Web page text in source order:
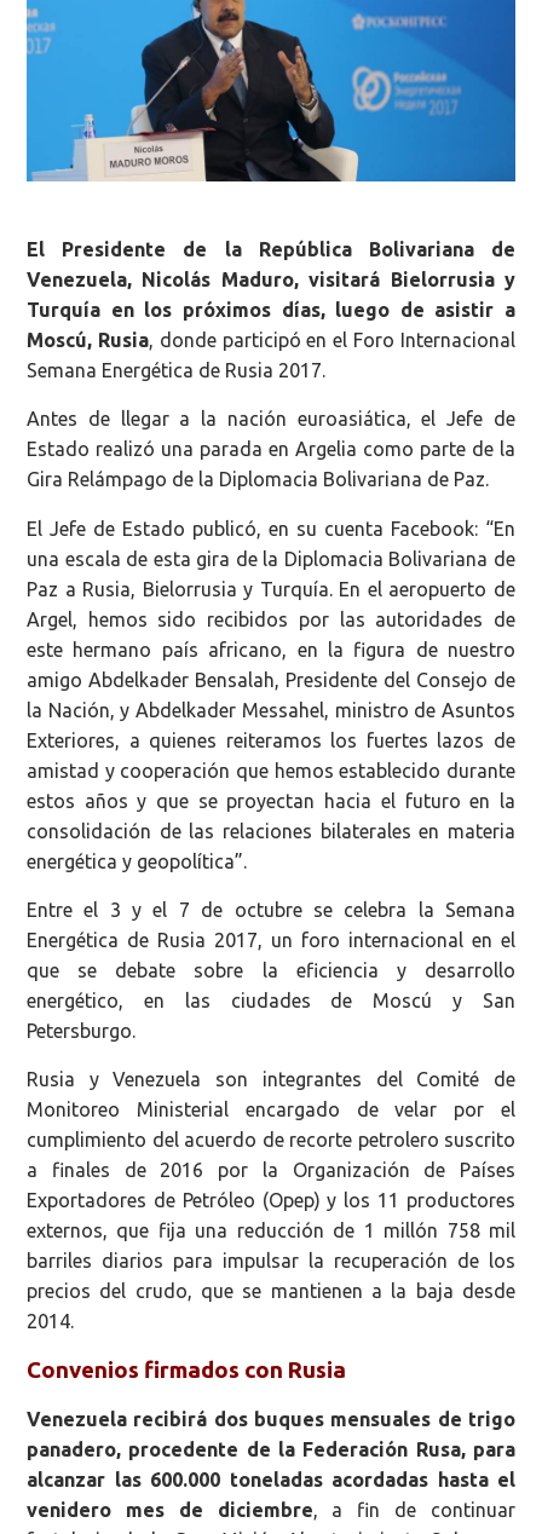
El Presidente de la República Bolivariana de
Venezuela, Nicolás Maduro, visitará Bielorrusia y
Turquía en los próximos días, luego de asistir a
Moscú, Rusia, donde participó en el Foro Internacional
Semana Energética de Rusia 2017.
Antes de llegar a la nación euroasiática, el Jefe de
Estado realizó una parada en Argelia como parte de la
Gira Relámpago de la Diplomacia Bolivariana de Paz.
El Jefe de Estado publicó, en su cuenta Facebook: “En
una escala de esta gira de la Diplomacia Bolivariana de
Paz a Rusia, Bielorrusia y Turquía. En el aeropuerto de
Argel, hemos sido recibidos por las autoridades de
este hermano país africano, en la figura de nuestro
amigo Abdelkader Bensalah, Presidente del Consejo de
la Nación, y Abdelkader Messahel, ministro de Asuntos
Exteriores, a quienes reiteramos los fuertes lazos de
amistad y cooperación que hemos establecido durante
estos años y que se proyectan hacia el futuro en la
consolidación de las relaciones bilaterales en materia
energética y geopolítica”.
Entre el 3 y el 7 de octubre se celebra la Semana
Energética de Rusia 2017, un foro internacional en el
que se debate sobre la eficiencia y desarrollo
energético, en las ciudades de Moscú y San
Petersburgo.
Rusia y Venezuela son integrantes del Comité de
Monitoreo Ministerial encargado de velar por el
cumplimiento del acuerdo de recorte petrolero suscrito
a finales de 2016 por la Organización de Países
Exportadores de Petróleo (Opep) y los 11 productores
externos, que fija una reducción de 1 millón 758 mil
barriles diarios para impulsar la recuperación de los
precios del crudo, que se mantienen a la baja desde
2014.
Convenios firmados con Rusia
Venezuela recibirá dos buques mensuales de trigo
panadero, procedente de la Federación Rusa, para
alcanzar las 600.000 toneladas acordadas hasta el
venidero mes de diciembre, a fin de continuar